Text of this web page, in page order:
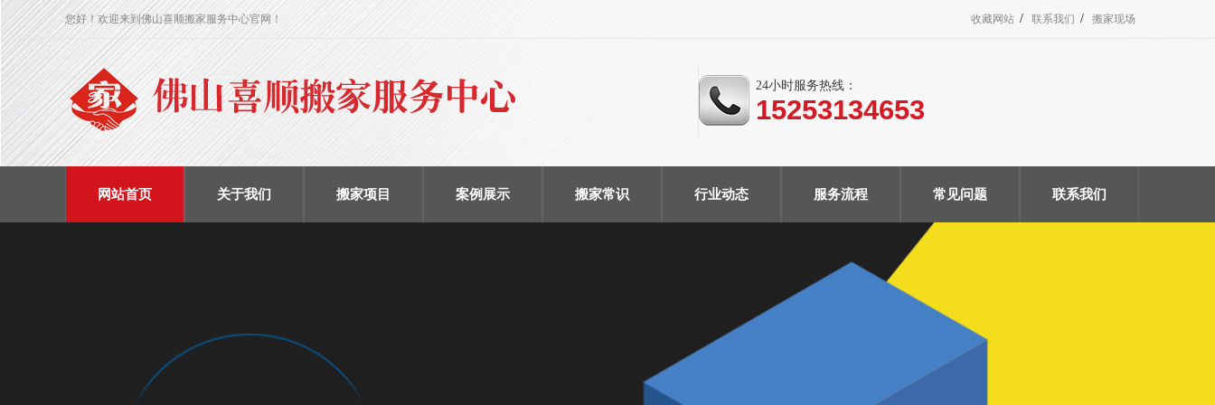
您好！欢迎来到佛山喜顺搬家服务中心官网！ 收藏网站 / 联系我们 / 搬家现场
24小时服务热线：
15253134653
网站首页 关于我们 搬家项目 案例展示 搬家常识 行业动态 服务流程 常见问题 联系我们